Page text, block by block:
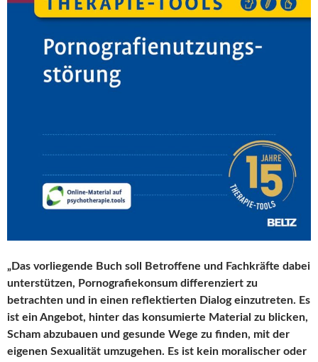
„Das vorliegende Buch soll Betroffene und Fachkräfte dabei
unterstützen, Pornografiekonsum differenziert zu
betrachten und in einen reflektierten Dialog einzutreten. Es
ist ein Angebot, hinter das konsumierte Material zu blicken,
Scham abzubauen und gesunde Wege zu finden, mit der
eigenen Sexualität umzugehen. Es ist kein moralischer oder